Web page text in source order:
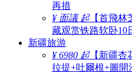
再措
¥ 面議 起【首飛林
藏观赏铁路软卧10
新疆旅游
¥ 6980 起【新疆杏
拉提+吐爾根+圖開